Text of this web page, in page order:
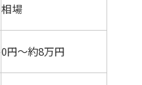
相場
0円～約8万円